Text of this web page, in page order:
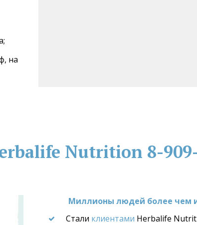
на
Nutrition 8-
Миллионы людей более чем
Стали клиентами Herbalife